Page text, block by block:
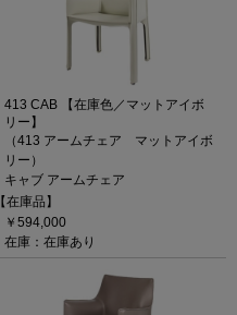
413 CAB 【在庫色／マットアイボ
リー】
（413 アームチェア マットアイボ
リー）
キャブ アームチェア
【在庫品】
￥594,000
在庫：在庫あり